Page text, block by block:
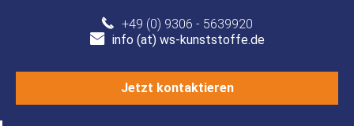
+49 (0) 9306 - 5639920
info (at) ws-kunststoffe.de
Jetzt kontaktieren